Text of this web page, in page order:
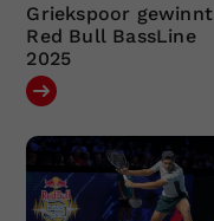
Griekspoor gewinnt
Red Bull BassLine
2025